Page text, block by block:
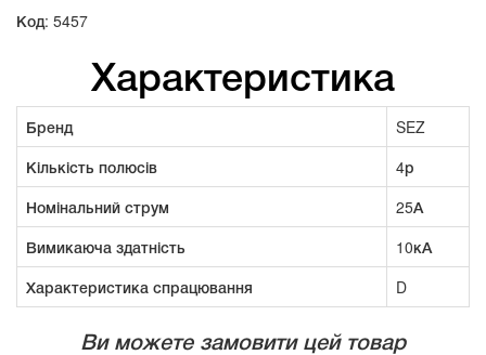
Код: 5457
Характеристика
Бренд
SEZ
Кількість полюсів
4р
Номінальний струм
25А
Вимикаюча здатність
10кА
Характеристика спрацювання
D
Ви можете замовити цей товар